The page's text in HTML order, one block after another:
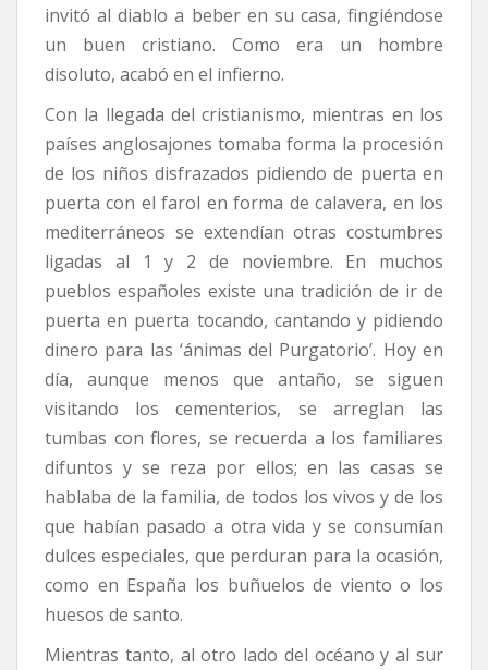
invitó al diablo a beber en su casa, fingiéndose
un buen cristiano. Como era un hombre
disoluto, acabó en el infierno.
Con la llegada del cristianismo, mientras en los
países anglosajones tomaba forma la procesión
de los niños disfrazados pidiendo de puerta en
puerta con el farol en forma de calavera, en los
mediterráneos se extendían otras costumbres
ligadas al 1 y 2 de noviembre. En muchos
pueblos españoles existe una tradición de ir de
puerta en puerta tocando, cantando y pidiendo
dinero para las ‘ánimas del Purgatorio’. Hoy en
día, aunque menos que antaño, se siguen
visitando los cementerios, se arreglan las
tumbas con flores, se recuerda a los familiares
difuntos y se reza por ellos; en las casas se
hablaba de la familia, de todos los vivos y de los
que habían pasado a otra vida y se consumían
dulces especiales, que perduran para la ocasión,
como en España los buñuelos de viento o los
huesos de santo.
Mientras tanto, al otro lado del océano y al sur